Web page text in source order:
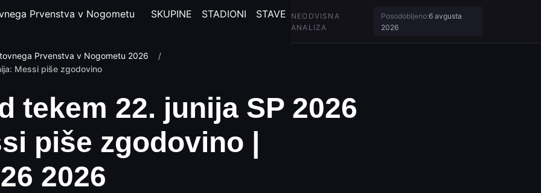
Prvenstva v Nogometu
SKUPINE STADIONI STAVE
NEODVISNA
ANALIZA
Posodobljeno:6 avgusta
2026
Prvenstva v Nogometu 2026
/
Messi piše zgodovino
tekem 22. junija SP 2026
piše zgodovino |
2026